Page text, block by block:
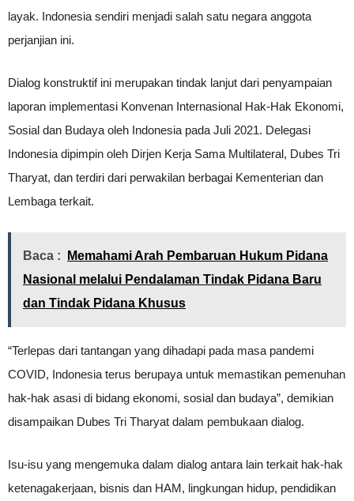
layak. Indonesia sendiri menjadi salah satu negara anggota
perjanjian ini.
Dialog konstruktif ini merupakan tindak lanjut dari penyampaian
laporan implementasi Konvenan Internasional Hak-Hak Ekonomi,
Sosial dan Budaya oleh Indonesia pada Juli 2021. Delegasi
Indonesia dipimpin oleh Dirjen Kerja Sama Multilateral, Dubes Tri
Tharyat, dan terdiri dari perwakilan berbagai Kementerian dan
Lembaga terkait.
Baca :
Memahami Arah Pembaruan Hukum Pidana
Nasional melalui Pendalaman Tindak Pidana Baru
dan Tindak Pidana Khusus
“Terlepas dari tantangan yang dihadapi pada masa pandemi
COVID, Indonesia terus berupaya untuk memastikan pemenuhan
hak-hak asasi di bidang ekonomi, sosial dan budaya”, demikian
disampaikan Dubes Tri Tharyat dalam pembukaan dialog.
Isu-isu yang mengemuka dalam dialog antara lain terkait hak-hak
ketenagakerjaan, bisnis dan HAM, lingkungan hidup, pendidikan